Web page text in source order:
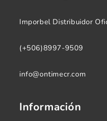
Imporbel Distribuidor
(+506)8997-9509
info@ontimecr.com
Información